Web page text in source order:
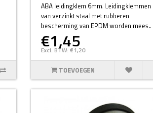
ABA leidingklem 6mm. Leidingklemmen
van verzinkt staal met rubberen
bescherming van EPDM worden mees..
€1,45
Excl. BTW: €1,20
TOEVOEGEN